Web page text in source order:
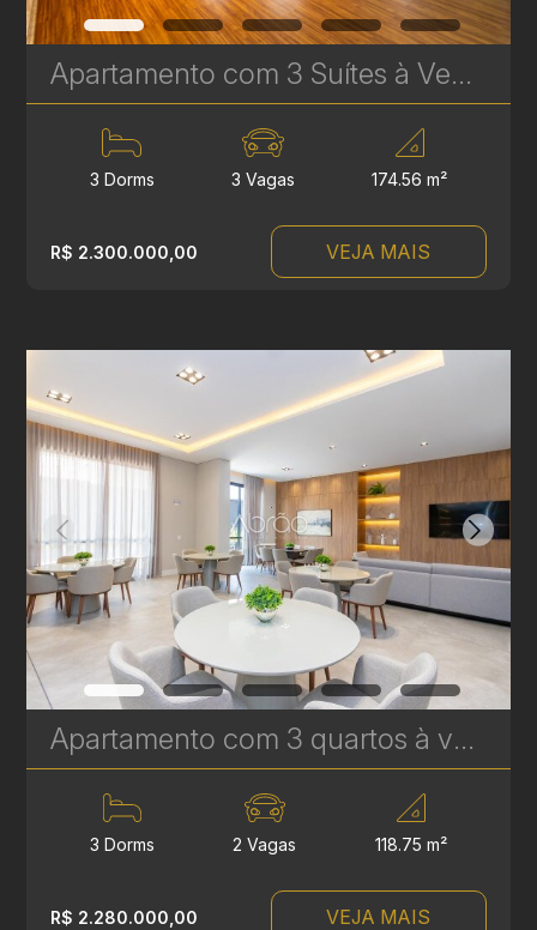
Apartamento com 3 Suítes à Venda no Infinity & Privilege - 174 m² - Ecoville | Ref. 1749
3 Dorms 3 Vagas 174.56 m²
R$ 2.300.000,00 VEJA MAIS
Apartamento com 3 quartos à venda no Água Verde - 118,75 m² - Le Sense | Ref. 1778
3 Dorms 2 Vagas 118.75 m²
R$ 2.280.000,00 VEJA MAIS